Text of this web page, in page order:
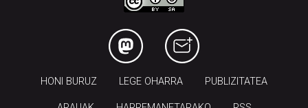
HONI BURUZ LEGE OHARRA PUBLIZITATEA